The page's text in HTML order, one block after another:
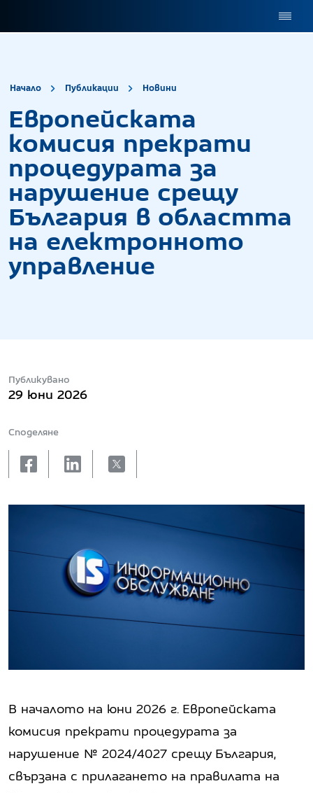
Начало Публикации Новини
Европейската
комисия прекрати
процедурата за
нарушение срещу
България в областта
на електронното
управление
Публикувано
29 юни 2026
Споделяне
facebooklinkedinX
В началото на юни 2026 г. Европейската
комисия прекрати процедурата за
нарушение № 2024/4027 срещу България,
свързана с прилагането на правилата на